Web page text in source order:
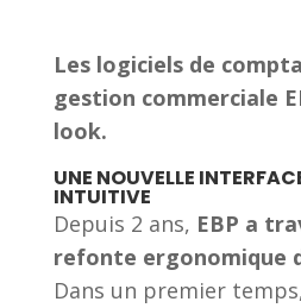
Les logiciels de
gestion commerciale
look.
UNE NOUVELLE
INTUITIVE
Depuis 2 ans, EBP a
refonte ergonomique
Dans un premier